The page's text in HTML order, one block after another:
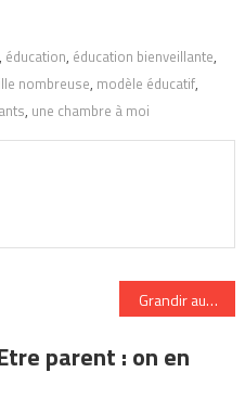
, éducation, éducation bienveillante,
nombreuse, modèle éducatif,
, une chambre à moi
erroné Grandir
parent : on en